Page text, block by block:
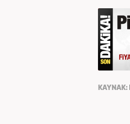
KAYNAK: